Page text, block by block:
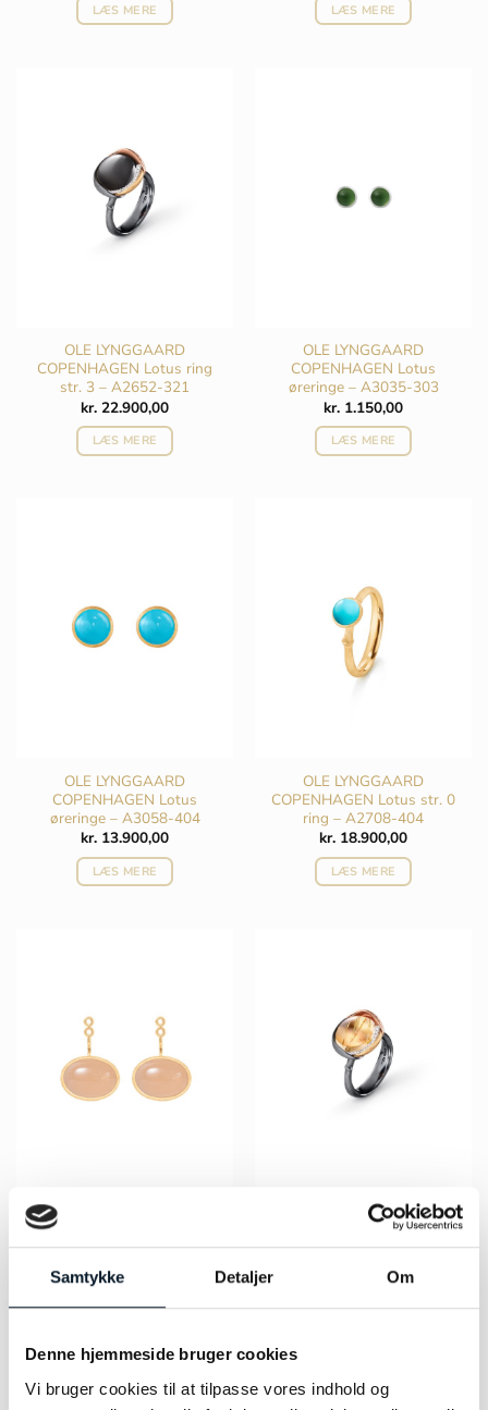
Samtykke Detaljer Om
Denne hjemmeside bruger cookies
Vi bruger cookies til at tilpasse vores indhold og
LÆS MERE LÆS MERE
OLE LYNGGAARD
COPENHAGEN Lotus ring
str. 3 – A2652-321
kr. 22.900,00
LÆS MERE
OLE LYNGGAARD
COPENHAGEN Lotus
øreringe – A3035-303
kr. 1.150,00
LÆS MERE
OLE LYNGGAARD
COPENHAGEN Lotus
øreringe – A3058-404
kr. 13.900,00
LÆS MERE
OLE LYNGGAARD
COPENHAGEN Lotus str. 0
ring – A2708-404
kr. 18.900,00
LÆS MERE
COPENHAGEN Lotus
vedhæng til øreringe –
A3060-406
kr.12.900,00
OLE LYNGGAARD
COPENHAGEN Lotus ring
str. 3 – A2652-311
22.900,00